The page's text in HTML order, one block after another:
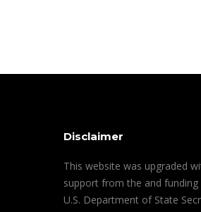
Disclaimer
This website was upgraded
support from the and funding
U.S. Department of State